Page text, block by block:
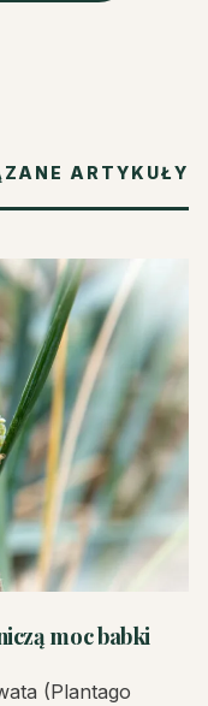
ARTYKUŁY
moc babki
(Plantago